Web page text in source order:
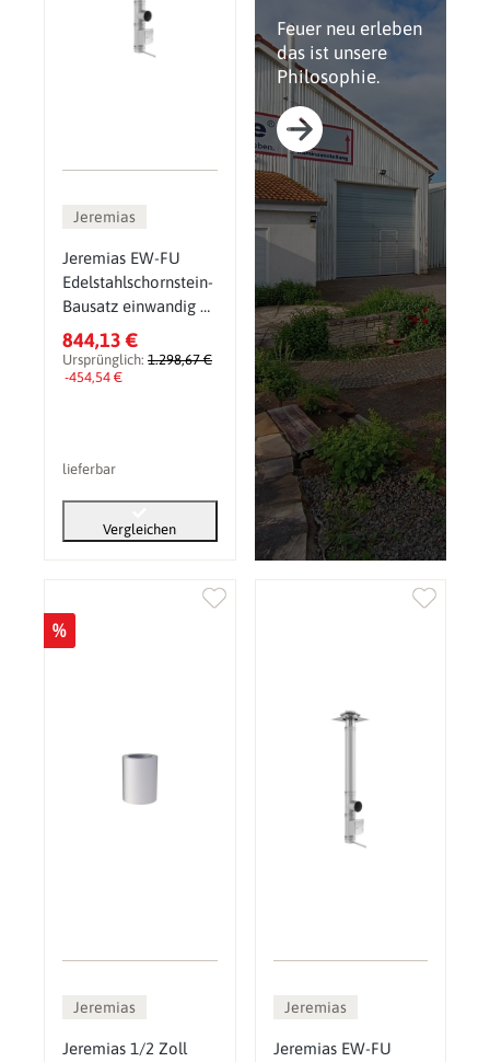
Feuer neu erleben
das ist unsere
Philosophie.
Jeremias
Jeremias EW-FU
Edelstahlschornstein-
Bausatz einwandig Ø
160 mm
844,13 €
Ursprünglich: 1.298,67 €
-454,54 €
lieferbar
Vergleichen
%
Jeremias
Jeremias 1/2 Zoll
Jeremias
Jeremias EW-FU